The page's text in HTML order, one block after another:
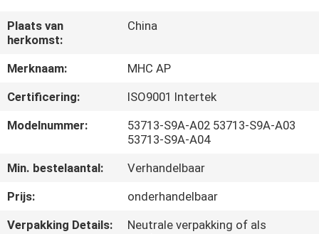
ONS
FABRIEKSREIS
KWALITEITSCONTROLE
NEEM
CONTACT
OP
Plaats van
herkomst:
China
Merknaam:
MHC AP
Certificering:
ISO9001 Intertek
Modelnummer:
53713-S9A-A02 53713-S9A-A03
53713-S9A-A04
Min. bestelaantal:
Verhandelbaar
Prijs:
onderhandelbaar
Verpakking Details:
Neutrale verpakking of als